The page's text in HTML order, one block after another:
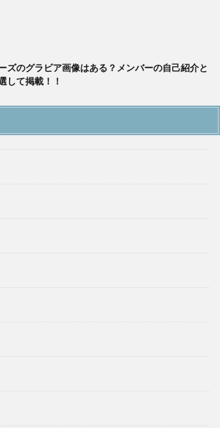
ズのグラビア画像はある？メンバーの自己紹介と
して掲載！！